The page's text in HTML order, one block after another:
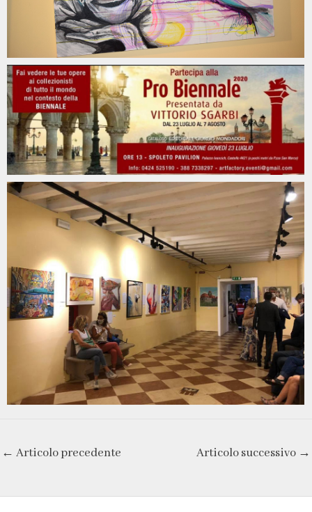
← Articolo precedente Articolo successivo →